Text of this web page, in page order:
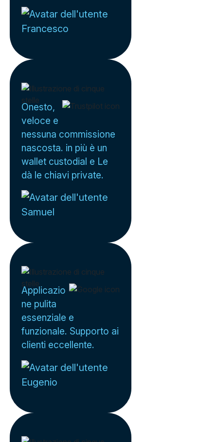
Francesco
Onesto,
veloce e
nessuna commissione
nascosta. in più è un
wallet custodial e Le
dà le chiavi private.
Samuel
Applicazio
ne pulita
essenziale e
funzionale. Supporto ai
clienti eccellente.
Eugenio